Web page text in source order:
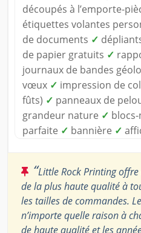
découpés à l’emporte-
étiquettes volantes
de documents ✓
de papier gratuits ✓
journaux de bandes
vœux ✓ impression de
fûts) ✓ panneaux de
grandeur nature ✓
parfaite ✓ bannière ✓
“Little Rock Printing offre
de la plus haute qualité à
les tailles de commandes.
n’importe quelle raison à
de haute qualité et les